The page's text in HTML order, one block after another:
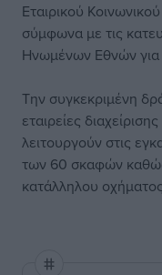
Εταιρικού
σύμφωνα με τις
Ηνωμένων Εθνών για
Την συγκεκριμένη
εταιρείες
λειτουργούν στις
των 60 σκαφών
κατάλληλου